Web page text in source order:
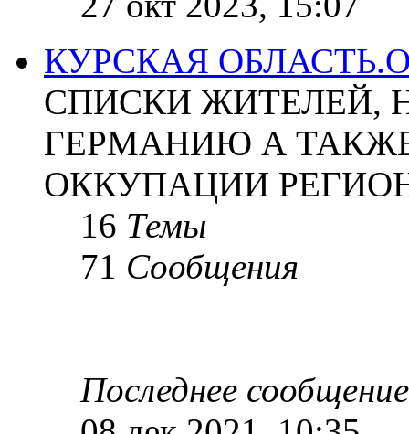
КУРСКАЯ
СПИСКИ ЖИТЕЛЕЙ,
ГЕРМАНИЮ А
ОККУПАЦИИ
16 Темы
71 Сообщения
Последнее сообщение